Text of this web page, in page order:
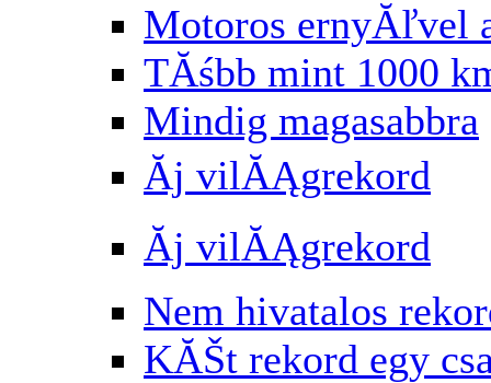
Motoros ernyĂľvel
TĂśbb mint 1000
Mindig magasabbra
Ăj vilĂĄgrekord
Ăj vilĂĄgrekord
Nem hivatalos
KĂŠt rekord egy